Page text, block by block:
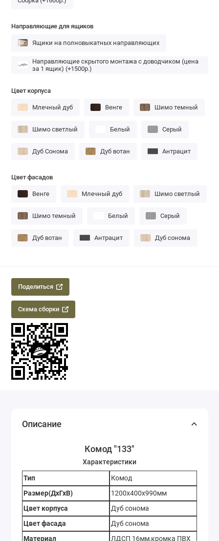
Направляющие для ящиков
Ящики на полновыкатных направляющих
Направляющие скрытого монтажа с доводчиком (цена
за 1 ящик) (+1500р.)
Цвет корпуса
Млечный дуб Венге Шимо темный
Шимо светлый Белый Серый
Дуб Сонома Дуб вотан Антрацит
Цвет фасадов
Венге Млечный дуб Шимо светлый
Шимо темный Белый Серый
Дуб вотан Антрацит Дуб сонома
Поделиться
Схема сборки
Описание
Комод "133"
Характеристики
Тип
Комод
Размер(ДхГхВ)
1200х400х990мм
Цвет корпуса
Дуб сонома
Цвет фасада
Дуб сонома
Материал
ЛДСП 16мм,кромка ПВХ